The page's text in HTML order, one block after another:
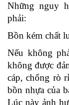
Những nguy
phải:
Bồn kém chất
Nếu không
không được
cáp, chống rò
bồn nhựa của
Lúc này ảnh